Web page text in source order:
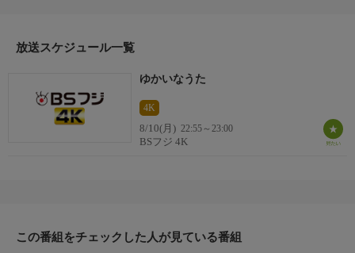
歌唱も担当。
大人に元気をお届けする。
放送スケジュール一覧
ゆかいなうた
4K
8/10(月) 22:55～23:00
BSフジ 4K
この番組をチェックした人が見ている番組